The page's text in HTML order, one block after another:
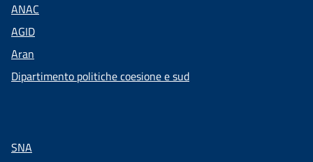
ANAC
AGID
Aran
Dipartimento politiche coesione e sud
SNA